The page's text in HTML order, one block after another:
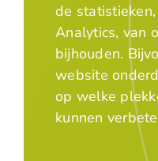
de
Analytics, van
bijhouden.
website
op welke
kunnen